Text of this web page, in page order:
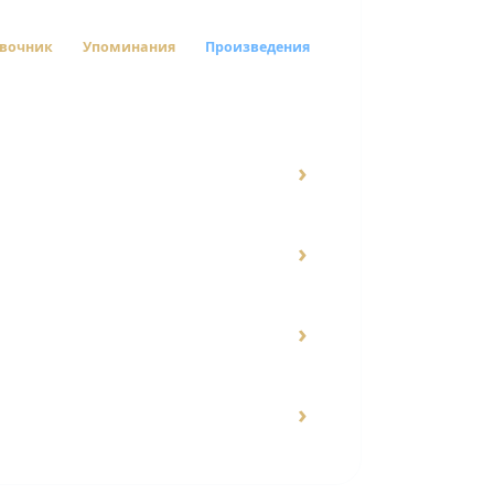
Упоминания Произведения
›
›
›
›